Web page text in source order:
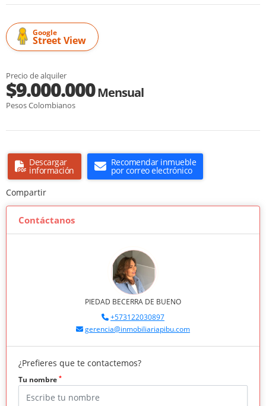
Google
Street View
Precio de alquiler
$9.000.000Mensual
Pesos Colombianos
Descargar
información
Recomendar inmueble
por correo electrónico
Compartir
Contáctanos
PIEDAD BECERRA DE BUENO
+573122030897
gerencia@inmobiliariapibu.com
¿Prefieres que te contactemos?
Tu nombre *